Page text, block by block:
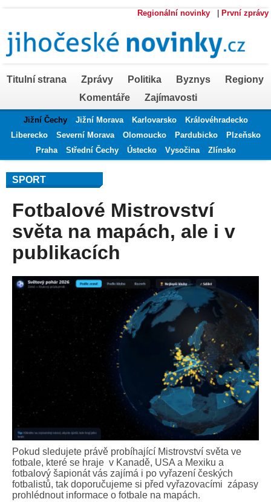
Regionální novinky První zprávy
Titulní strana Zprávy Politika Byznys
Regiony
Komentáře
Zajímavosti
Jižní Čechy Jižní Morava Karlovarsko
Královéhradecko
Liberecko
Severní Morava Olomoucko Pardubicko
Plzeňsko
Praha
Střední Čechy Ústecko Vysočina Zlínsko
SPORT
Fotbalové Mistrovství
světa na mapách, ale i v
publikacích
Pokud sledujete právě probíhající Mistrovství světa ve
fotbale, které se hraje v Kanadě, USA a Mexiku a
fotbalový šapionát vás zajímá i po vyřazení českých
fotbalistů, tak doporučujeme si před vyřazovacími zápasy
prohlédnout informace o fotbale na mapách.